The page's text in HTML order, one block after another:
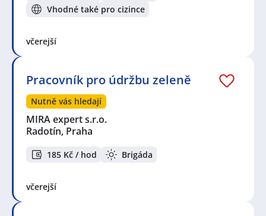
Vhodné také pro cizince
včerejší
Pracovník pro údržbu zeleně
Nutně vás hledají
MIRA expert s.r.o.
Radotín, Praha
185 Kč / hod Brigáda
včerejší